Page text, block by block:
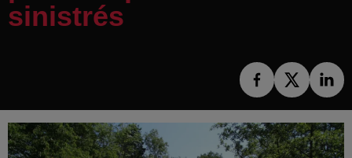
sinistrés